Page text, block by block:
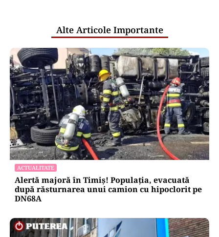
Alte Articole Importante
ACTUALITATE
Alertă majoră în Timiș! Populația, evacuată
după răsturnarea unui camion cu hipoclorit pe
DN68A